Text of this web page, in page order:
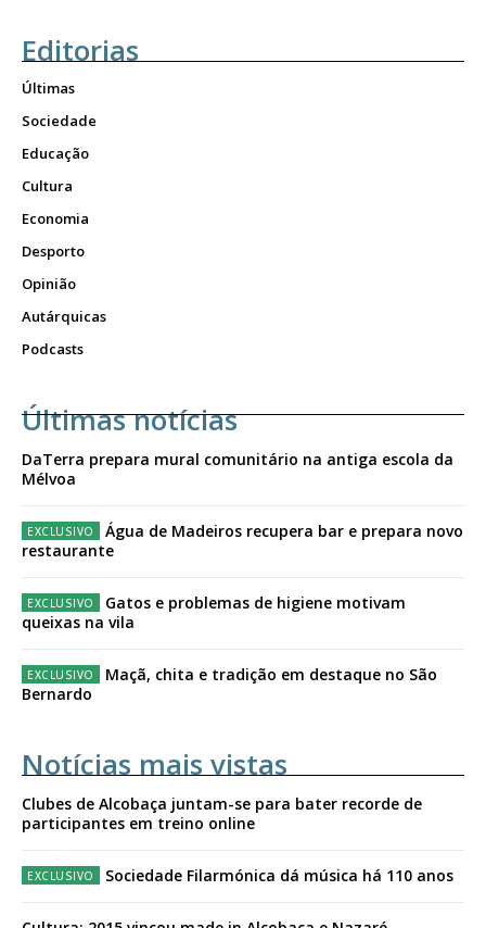
Editorias
Últimas
Sociedade
Educação
Cultura
Economia
Desporto
Opinião
Autárquicas
Podcasts
Últimas notícias
DaTerra prepara mural comunitário na antiga escola da
Mélvoa
Água de Madeiros recupera bar e prepara novo
restaurante
Gatos e problemas de higiene motivam
queixas na vila
Maçã, chita e tradição em destaque no São
Bernardo
Notícias mais vistas
Clubes de Alcobaça juntam-se para bater recorde de
participantes em treino online
Sociedade Filarmónica dá música há 110 anos